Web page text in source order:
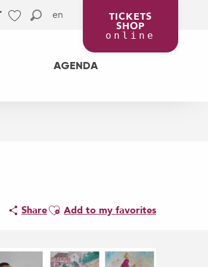
en TICKETS
SHOP
online
AGENDA
ShareAjouter aux favoris
Add to my favorites